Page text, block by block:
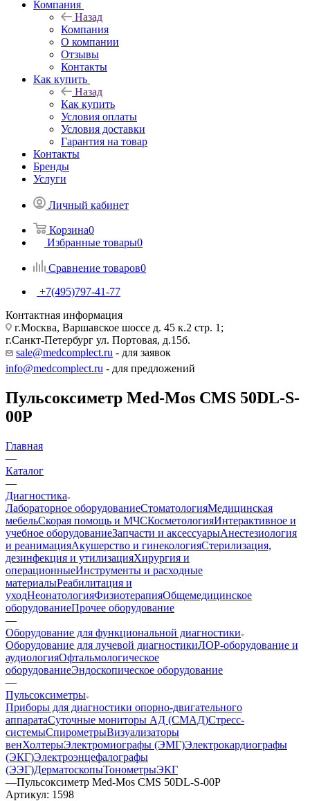
Компания
Назад
Компания
О компании
Отзывы
Контакты
Как купить
Назад
Как купить
Условия оплаты
Условия доставки
Гарантия на товар
Контакты
Бренды
Услуги
Личный кабинет
Корзина0
Избранные товары0
Сравнение товаров0
+7(495)797-41-77
Контактная информация
г.Москва, Варшавское шоссе д. 45 к.2 стр. 1;
г.Санкт-Петербург ул. Портовая, д.15б.
sale@medcomplect.ru - для заявок
info@medcomplect.ru - для предложений
Пульсоксиметр Med-Mos CMS 50DL-S-
00P
Главная
—
Каталог
—
Диагностика
Лабораторное оборудованиеСтоматологияМедицинская
мебельСкорая помощь и МЧСКосметологияИнтерактивное и
учебное оборудованиеЗапчасти и аксессуарыАнестезиология
и реанимацияАкушерство и гинекологияСтерилизация,
дезинфекция и утилизацияХирургия и
операционныеИнструменты и расходные
материалыРеабилитация и
уходНеонатологияФизиотерапияОбщемедицинское
оборудованиеПрочее оборудование
—
Оборудование для функциональной диагностики
Оборудование для лучевой диагностикиЛОР-оборудование и
аудиологияОфтальмологическое
оборудованиеЭндоскопическое оборудование
—
Пульсоксиметры
Приборы для диагностики опорно-двигательного
аппаратаСуточные мониторы АД (СМАД)Стресс-
системыСпирометрыВизуализаторы
венХолтерыЭлектромиографы (ЭМГ)Электрокардиографы
(ЭКГ)Электроэнцефалографы
(ЭЭГ)ДерматоскопыТонометрыЭКГ
—Пульсоксиметр Med-Mos CMS 50DL-S-00P
Артикул: 1598